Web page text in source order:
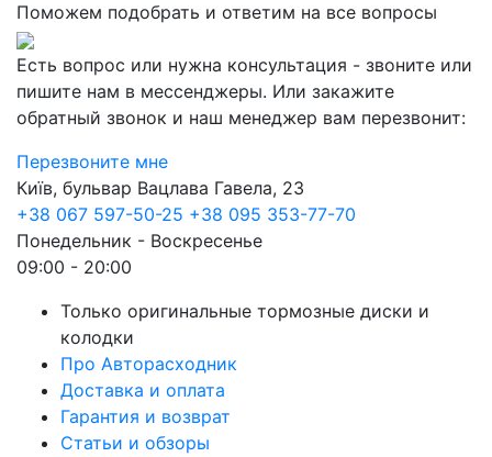
Поможем подобрать и ответим на все вопросы
Есть вопрос или нужна консультация - звоните или
пишите нам в мессенджеры. Или закажите
обратный звонок и наш менеджер вам перезвонит:
Перезвоните мне
Київ, бульвар Вацлава Гавела, 23
+38 067 597-50-25 +38 095 353-77-70
Понедельник - Воскресенье
09:00 - 20:00
Только оригинальные тормозные диски и
колодки
Про Авторасходник
Доставка и оплата
Гарантия и возврат
Статьи и обзоры